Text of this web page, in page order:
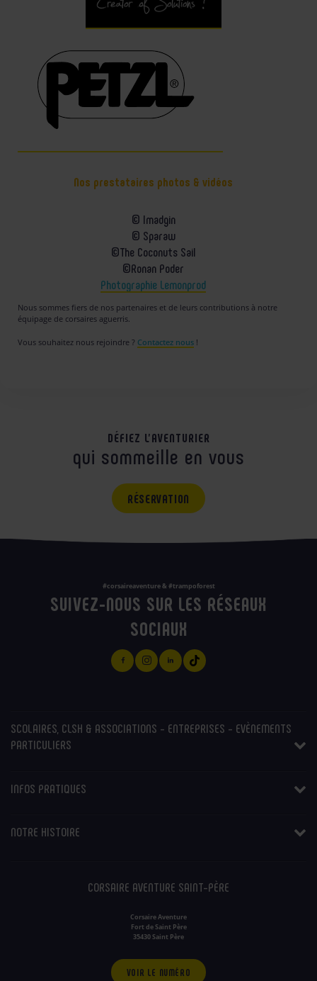
Nos prestataires photos & vidéos
© Imadgin
© Sparaw
©The Coconuts Sail
©Ronan Poder
Photographie Lemonprod
Nous sommes fiers de nos partenaires et de leurs contributions à notre
équipage de corsaires aguerris.
Vous souhaitez nous rejoindre ? Contactez nous !
DÉFIEZ L'AVENTURIER
qui sommeille en vous
RÉSERVATION
#corsaireaventure & #trampoforest
SUIVEZ-NOUS SUR LES RÉSEAUX
SOCIAUX
SCOLAIRES, CLSH & ASSOCIATIONS - ENTREPRISES - EVÈNEMENTS
PARTICULIERS
INFOS PRATIQUES
NOTRE HISTOIRE
CORSAIRE AVENTURE SAINT-PÈRE
Corsaire Aventure
Fort de Saint Père
35430 Saint Père
VOIR LE NUMÉRO